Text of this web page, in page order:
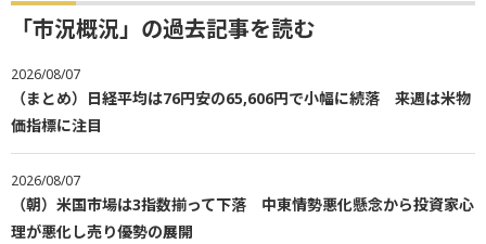
「市況概況」の過去記事を読む
2026/08/07
（まとめ）日経平均は76円安の65,606円で小幅に続落 来週は米物
価指標に注目
2026/08/07
（朝）米国市場は3指数揃って下落 中東情勢悪化懸念から投資家心
理が悪化し売り優勢の展開